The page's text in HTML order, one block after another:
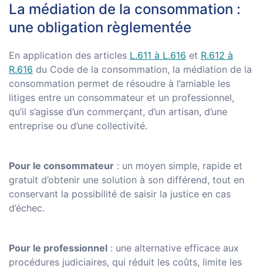
La médiation de la consommation :
une obligation règlementée
En application des articles L.611 à L.616 et R.612 à
R.616 du Code de la consommation, la médiation de la
consommation permet de résoudre à l’amiable les
litiges entre un consommateur et un professionnel,
qu’il s’agisse d’un commerçant, d’un artisan, d’une
entreprise ou d’une collectivité.
Pour le consommateur : un moyen simple, rapide et
gratuit d’obtenir une solution à son différend, tout en
conservant la possibilité de saisir la justice en cas
d’échec.
Pour le professionnel : une alternative efficace aux
procédures judiciaires, qui réduit les coûts, limite les